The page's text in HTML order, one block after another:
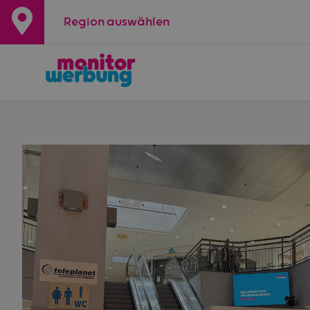
Region auswählen